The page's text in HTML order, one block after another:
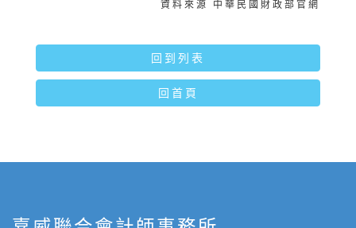
資料來源 中華民國財政部官網
回到列表
回首頁